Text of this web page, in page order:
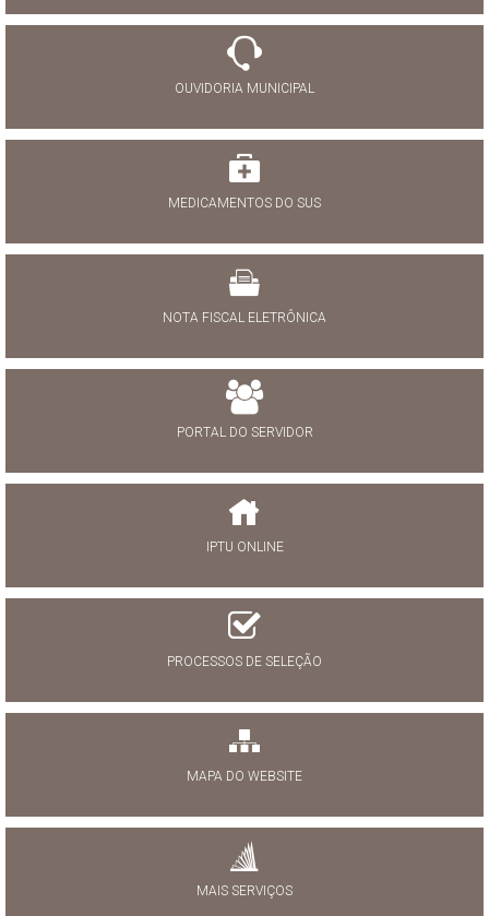
OUVIDORIA MUNICIPAL
MEDICAMENTOS DO SUS
NOTA FISCAL ELETRÔNICA
PORTAL DO SERVIDOR
IPTU ONLINE
PROCESSOS DE SELEÇÃO
MAPA DO WEBSITE
MAIS SERVIÇOS